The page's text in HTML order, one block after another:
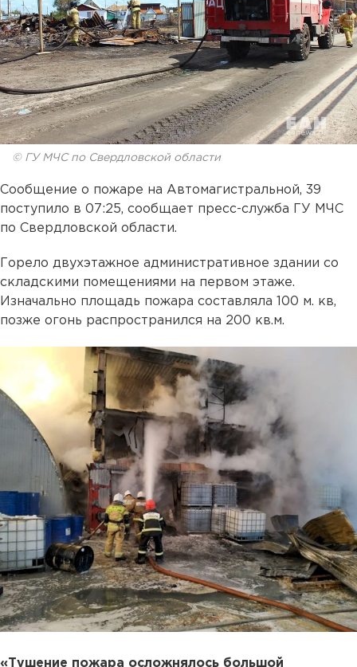
© ГУ МЧС по Свердловской области
Сообщение о пожаре на Автомагистральной, 39
поступило в 07:25, сообщает пресс-служба ГУ МЧС
по Свердловской области.
Горело двухэтажное административное здании со
складскими помещениями на первом этаже.
Изначально площадь пожара составляла 100 м. кв,
позже огонь распространился на 200 кв.м.
«Тушение пожара осложнялось большой